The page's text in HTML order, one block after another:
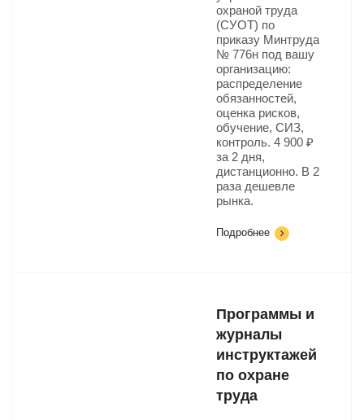
охраной труда
(СУОТ) по
приказу Минтруда
№ 776н под вашу
организацию:
распределение
обязанностей,
оценка рисков,
обучение, СИЗ,
контроль. 4 900 ₽
за 2 дня,
дистанционно. В 2
раза дешевле
рынка.
Подробнее
Программы и
журналы
инструктажей
по охране
труда